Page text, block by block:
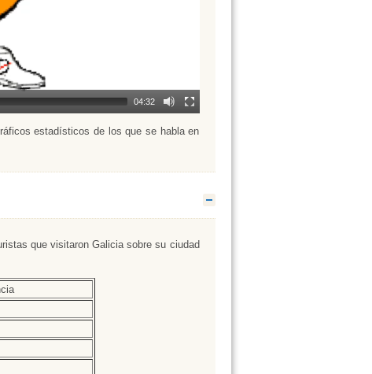
04:32
estadísticos de los que se habla en
que visitaron Galicia sobre su ciudad